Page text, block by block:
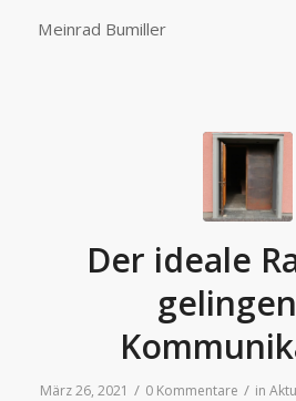
Meinrad Bumiller
Der ideale
März 26, 2021 / 0 Kommentare / in